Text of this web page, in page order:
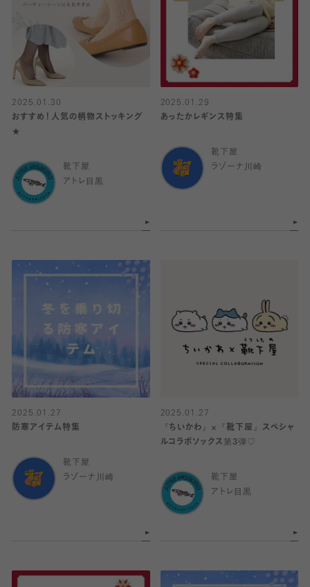
2025.01.30
おすすめ！人気の柄物ストッキング
★
靴下屋
アトレ目黒
2025.01.29
あったかレギンス特集
靴下屋
ラゾーナ川崎
2025.01.27
防寒アイテム特集
靴下屋
ラゾーナ川崎
2025.01.27
『ちいかわ』×『靴下屋』スペシャ
ルコラボソックス第3弾♡
靴下屋
アトレ目黒